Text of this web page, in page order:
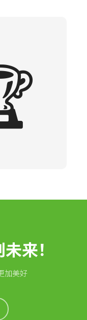
来！
加美好